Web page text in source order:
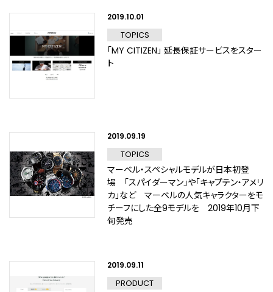
2019.10.01
TOPICS
「MY CITIZEN」 延長保証サービスをスター
ト
2019.09.19
TOPICS
マーベル・スペシャルモデルが日本初登
場 「スパイダーマン」や「キャプテン・アメリ
カ」など マーベルの人気キャラクターをモ
チーフにした全9モデルを 2019年10月下
旬発売
2019.09.11
PRODUCT